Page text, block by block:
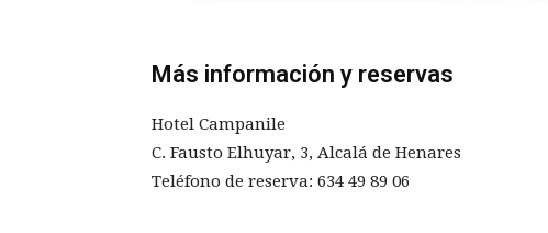
Más información y reservas
Hotel Campanile
C. Fausto Elhuyar, 3, Alcalá de Henares
Teléfono de reserva: 634 49 89 06